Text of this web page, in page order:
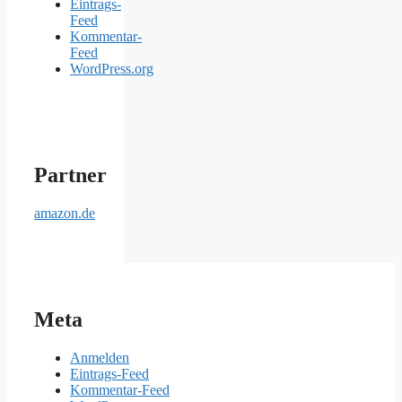
Eintrags-
Feed
Kommentar-
Feed
WordPress.org
Partner
amazon.de
Meta
Anmelden
Eintrags-Feed
Kommentar-Feed